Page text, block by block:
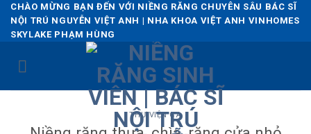
Skip
content
CHÀO MỪNG BẠN ĐẾN VỚI NIỀNG RĂNG CHUYÊN SÂU BÁC SĨ
NỘI TRÚ NGUYỄN VIỆT ANH | NHA KHOA VIỆT ANH VINHOMES
SKYLAKE PHẠM HÙNG
THƯ VIỆN CA